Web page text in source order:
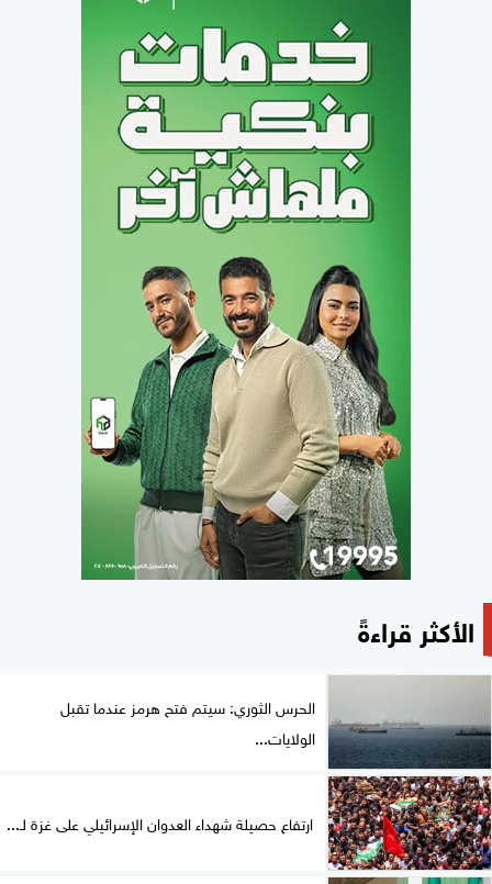
الأكثر قراءةً
الحرس الثوري: سيتم فتح هرمز عندما تقبل
الولايات...
ارتفاع حصيلة شهداء العدوان الإسرائيلي على غزة لـ...